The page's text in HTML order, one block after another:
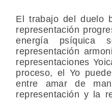
El trabajo del duelo
representación
energía psíquica
representación
representaciones
proceso, el Yo
entre amar de
representación y la